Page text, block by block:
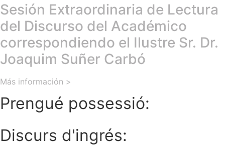
Sesión Extraordinaria de Lectura
del Discurso del Académico
correspondiendo el Ilustre Sr. Dr.
Joaquim Suñer Carbó
Más información >
Prengué possessió:
Discurs d'ingrés: